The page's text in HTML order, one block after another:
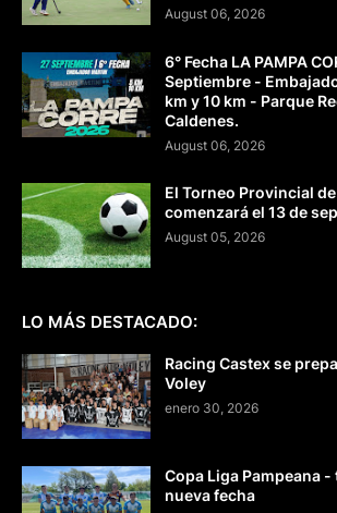
August 06, 2026
6° Fecha LA PAMPA
Septiembre -
km y 10 km - Parque
Caldenes.
August 06, 2026
El Torneo Provincial
comenzará el 13 de
August 05, 2026
LO MÁS DESTACADO:
Racing Castex se
Voley
enero 30, 2026
Copa Liga Pampeana
nueva fecha